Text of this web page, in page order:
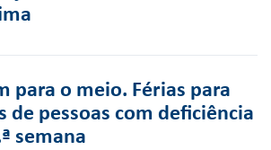
para o meio. Férias para
de pessoas com deficiência
semana